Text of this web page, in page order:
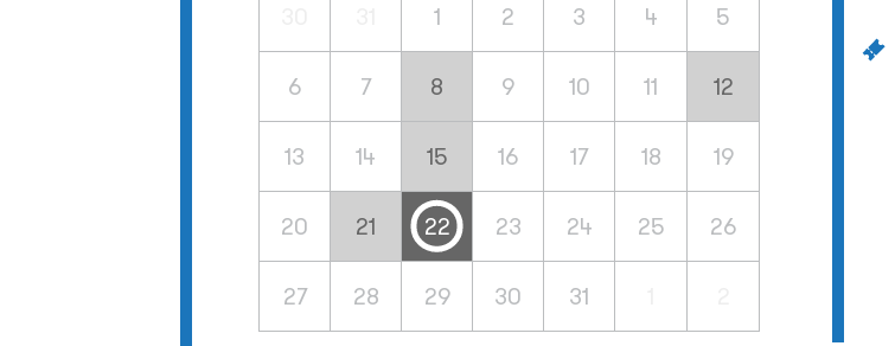
1 2 3 4 5
6 7 8 9 10 11 12
13 14 15 16 17 18 19
20 21 22 23 24 25 26
27 28 29 30 31